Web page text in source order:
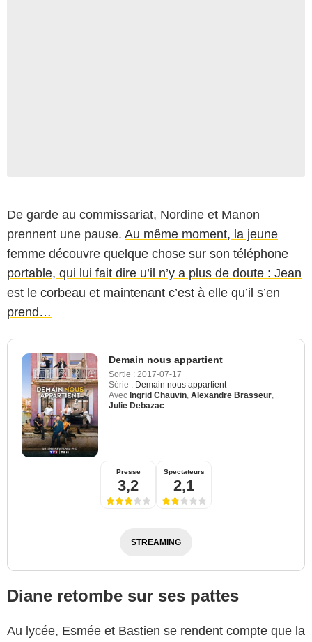
De garde au commissariat, Nordine et Manon
prennent une pause. Au même moment, la jeune
femme découvre quelque chose sur son téléphone
portable, qui lui fait dire u’il n’y a plus de doute : Jean
est le corbeau et maintenant c’est à elle qu’il s’en
prend…
Demain nous appartient
Sortie : 2017-07-17
Série : Demain nous appartient
Avec Ingrid Chauvin Alexandre Brasseur
Julie Debazac
Presse
3,2
Spectateurs
2,1
STREAMING
Diane retombe sur ses pattes
Au lycée, Esmée et Bastien se rendent compte que la